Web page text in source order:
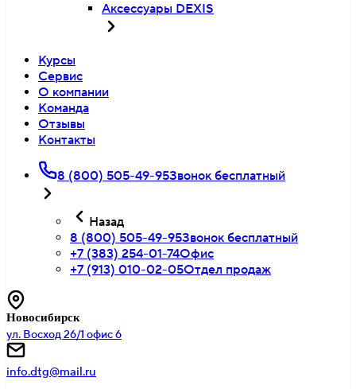
Аксессуары DEXIS
Курсы
Сервис
О компании
Команда
Отзывы
Контакты
8 (800) 505-49-95Звонок бесплатный
Назад
8 (800) 505-49-95Звонок бесплатный
+7 (383) 254-01-74Офис
+7 (913) 010-02-05Отдел продаж
Новосибирск
ул. Восход 26/1 офис 6
info.dtg@mail.ru